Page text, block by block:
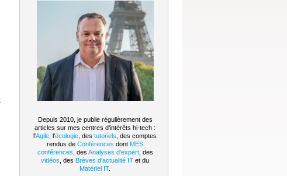
Depuis 2010, je publie régulièrement des
articles sur mes centres d'intérêts hi-tech :
l'Agile , l'écologie , des tutoriels , des comptes
rendus de Conférences dont MES
conférences , des Analyses d'expert, des
vidéos , des Brèves d'actualité IT et du
Matériel IT.